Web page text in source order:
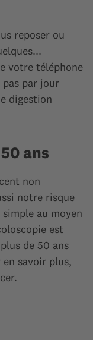
reposer ou
votre téléphone
par jour
digestion
ans
non
notre risque
au moyen
est
de 50 ans
savoir plus,